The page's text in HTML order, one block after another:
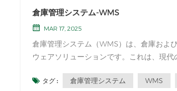
倉庫管理システム-WMS
MAR 17, 2025
倉庫管理システム（WMS）は、倉庫およ
ウェアソリューションです。これは、現
タグ : 倉庫管理システム WMS